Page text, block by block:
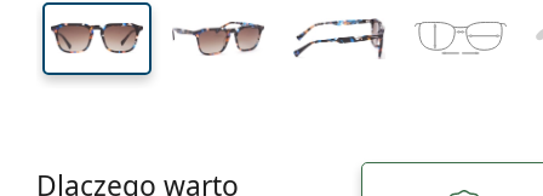
Dlaczego warto